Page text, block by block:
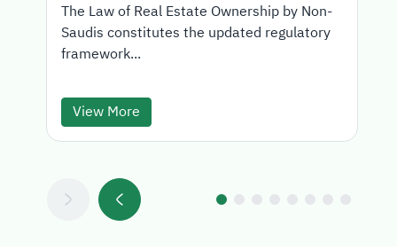
The Law of Real Estate Ownership by Non-
Saudis constitutes the updated regulatory
framework...
View More